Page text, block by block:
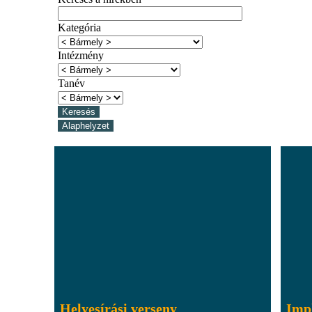
Kategória
Intézmény
Tanév
Helyesírási verseny